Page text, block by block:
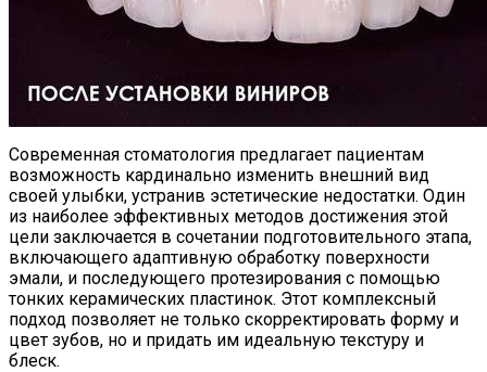
Современная стоматология предлагает пациентам
возможность кардинально изменить внешний вид
своей улыбки, устранив эстетические недостатки. Один
из наиболее эффективных методов достижения этой
цели заключается в сочетании подготовительного этапа,
включающего адаптивную обработку поверхности
эмали, и последующего протезирования с помощью
тонких керамических пластинок. Этот комплексный
подход позволяет не только скорректировать форму и
цвет зубов, но и придать им идеальную текстуру и
блеск.